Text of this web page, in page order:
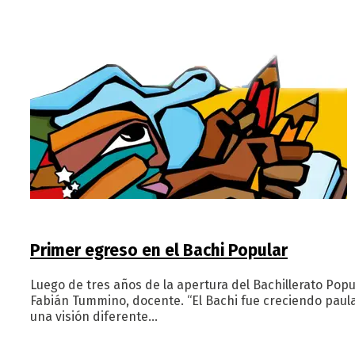
Primer egreso en el Bachi Popular
Luego de tres años de la apertura del Bachillerato
Fabián Tummino, docente. “El Bachi fue creciendo
una visión diferente…